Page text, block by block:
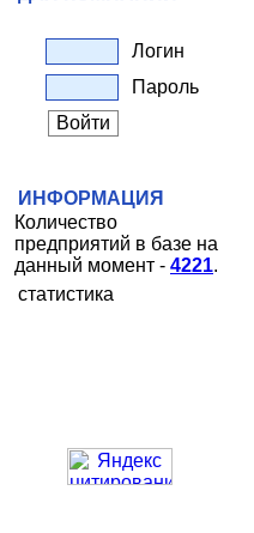
Логин
Пароль
ИНФОРМАЦИЯ
Количество
предприятий в базе на
данный момент - 4221.
статистика